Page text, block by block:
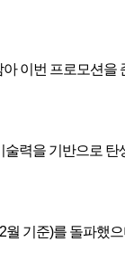
이번 프로모션
력을 기반으로
기준)를 돌파했